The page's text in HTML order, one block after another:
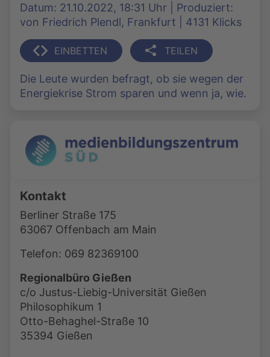
Datum: 21.10.2022, 18:31 Uhr | Produziert:
von Friedrich Plendl, Frankfurt | 4131 Klicks
EINBETTEN TEILEN
Die Leute wurden befragt, ob sie wegen der
Energiekrise Strom sparen und wenn ja, wie.
Kontakt
Berliner Straße 175
63067 Offenbach am Main
Telefon: 069 82369100
Regionalbüro Gießen
c/o Justus-Liebig-Universität Gießen
Philosophikum 1
Otto-Behaghel-Straße 10
35394 Gießen